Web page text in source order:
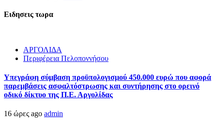
Ειδησεις τωρα
ΑΡΓΟΛΙΔΑ
Περιφέρεια Πελοποννήσου
Υπεγράφη σύμβαση προϋπολογισμού 450.000 ευρώ που αφορά
παρεμβάσεις ασφαλτόστρωσης και συντήρησης στο ορεινό
οδικό δίκτυο της Π.Ε. Αργολίδας
16 ώρες ago admin